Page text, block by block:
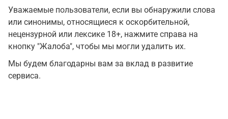
Уважаемые пользователи, если вы обнаружили слова
или синонимы, относящиеся к оскорбительной,
нецензурной или лексике 18+, нажмите справа на
кнопку "Жалоба", чтобы мы могли удалить их.
Мы будем благодарны вам за вклад в развитие
сервиса.